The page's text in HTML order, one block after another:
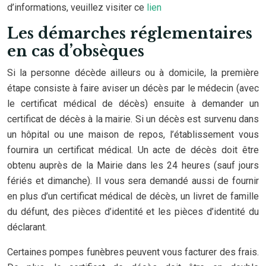
d’informations, veuillez visiter ce lien
Les démarches réglementaires
en cas d’obsèques
Si la personne décède ailleurs ou à domicile, la première
étape consiste à faire aviser un décès par le médecin (avec
le certificat médical de décès) ensuite à demander un
certificat de décès à la mairie. Si un décès est survenu dans
un hôpital ou une maison de repos, l’établissement vous
fournira un certificat médical. Un acte de décès doit être
obtenu auprès de la Mairie dans les 24 heures (sauf jours
fériés et dimanche). Il vous sera demandé aussi de fournir
en plus d’un certificat médical de décès, un livret de famille
du défunt, des pièces d’identité et les pièces d’identité du
déclarant.
Certaines pompes funèbres peuvent vous facturer des frais.